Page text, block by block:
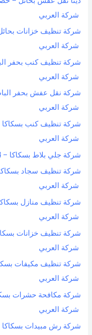
شركة العربي
شركة العربي
شركة العربي
شركة العربي
شركة العربي
شركة جلي بلاط بسكاكا – 0551154864 اتصل بنا – شركة العربي
شركة العربي
شركة العربي
شركة العربي
شركة العربي
شركة العربي